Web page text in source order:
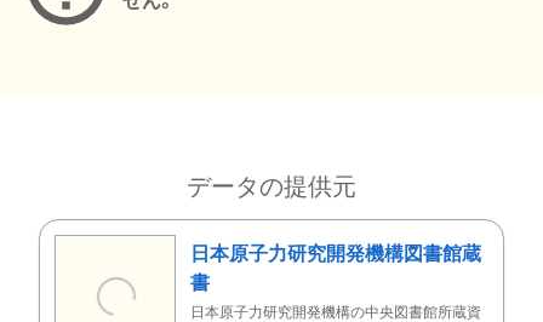
データの提供元
日本原子力研究開発機構図書館蔵
書
日本原子力研究開発機構の中央図書館所蔵資